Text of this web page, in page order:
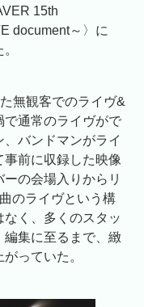
15th
document～〉に
無観客でのライヴ&
で通常のライヴがで
バンドマンがライ
事前に収録した映像
の会場入りからリ
のライヴという構
く、多くのスタッ
編集に至るまで、緻
っていた。